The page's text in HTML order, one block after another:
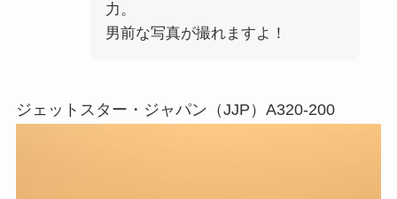
力。
男前な写真が撮れますよ！
ジェットスター・ジャパン（JJP）A320-200